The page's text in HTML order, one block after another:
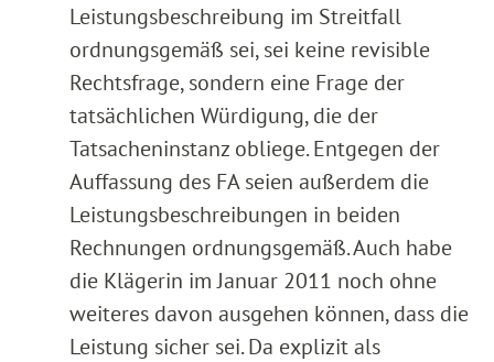
Leistungsbeschreibung im Streitfall
ordnungsgemäß sei, sei keine revisible
Rechtsfrage, sondern eine Frage der
tatsächlichen Würdigung, die der
Tatsacheninstanz obliege. Entgegen der
Auffassung des FA seien außerdem die
Leistungsbeschreibungen in beiden
Rechnungen ordnungsgemäß. Auch habe
die Klägerin im Januar 2011 noch ohne
weiteres davon ausgehen können, dass die
Leistung sicher sei. Da explizit als